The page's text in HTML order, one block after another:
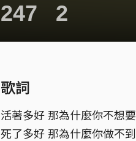
247 2
歌詞
活著多好 那為什麼你不想要
死了多好 那為什麼你做不到